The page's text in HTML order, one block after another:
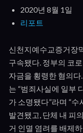
2020년 8월 1일
리포트
신천지예수교증거장
구속됐다. 정부의 코
자금을 횡령한 혐의
는 “범죄사실에 일부
가 소명됐다”라며 “
발견됐고, 단체 내 피
거 인멸 염려를 배제하